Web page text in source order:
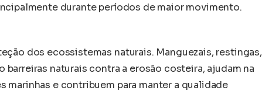
durante períodos de maior movimento.
dos ecossistemas naturais. Manguezais, restingas,
naturais contra a erosão costeira, ajudam na
marinhas e contribuem para manter a qualidade